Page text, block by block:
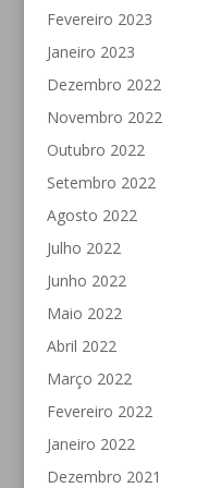
Fevereiro 2023
Janeiro 2023
Dezembro 2022
Novembro 2022
Outubro 2022
Setembro 2022
Agosto 2022
Julho 2022
Junho 2022
Maio 2022
Abril 2022
Março 2022
Fevereiro 2022
Janeiro 2022
Dezembro 2021